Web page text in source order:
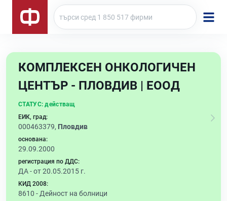
КОМПЛЕКСЕН ОНКОЛОГИЧЕН
ЦЕНТЪР - ПЛОВДИВ | ЕООД
СТАТУС: действащ
ЕИК, град:
000463379, Пловдив
основана:
29.09.2000
регистрация по ДДС:
ДА - от 20.05.2015 г.
КИД 2008:
8610 - Дейност на болници